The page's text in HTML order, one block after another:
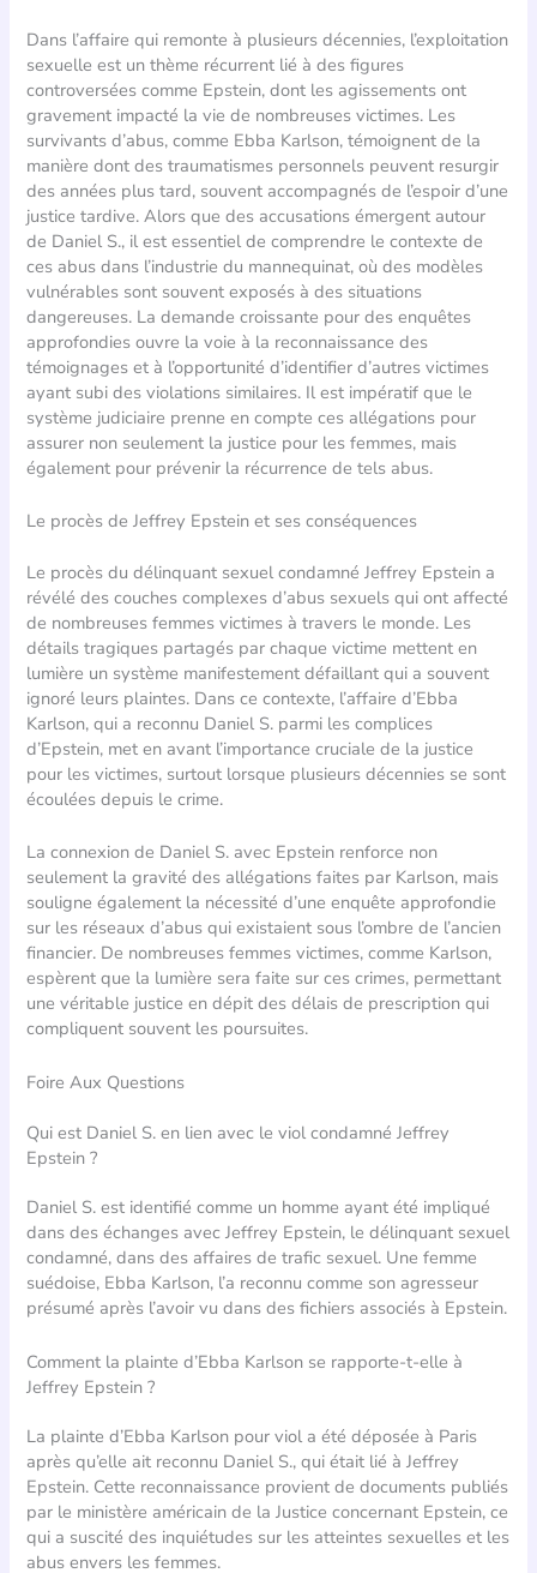
Dans l’affaire qui remonte à plusieurs décennies, l’exploitation
sexuelle est un thème récurrent lié à des figures
controversées comme Epstein, dont les agissements ont
gravement impacté la vie de nombreuses victimes. Les
survivants d’abus, comme Ebba Karlson, témoignent de la
manière dont des traumatismes personnels peuvent resurgir
des années plus tard, souvent accompagnés de l’espoir d’une
justice tardive. Alors que des accusations émergent autour
de Daniel S., il est essentiel de comprendre le contexte de
ces abus dans l’industrie du mannequinat, où des modèles
vulnérables sont souvent exposés à des situations
dangereuses. La demande croissante pour des enquêtes
approfondies ouvre la voie à la reconnaissance des
témoignages et à l’opportunité d’identifier d’autres victimes
ayant subi des violations similaires. Il est impératif que le
système judiciaire prenne en compte ces allégations pour
assurer non seulement la justice pour les femmes, mais
également pour prévenir la récurrence de tels abus.
Le procès de Jeffrey Epstein et ses conséquences
Le procès du délinquant sexuel condamné Jeffrey Epstein a
révélé des couches complexes d’abus sexuels qui ont affecté
de nombreuses femmes victimes à travers le monde. Les
détails tragiques partagés par chaque victime mettent en
lumière un système manifestement défaillant qui a souvent
ignoré leurs plaintes. Dans ce contexte, l’affaire d’Ebba
Karlson, qui a reconnu Daniel S. parmi les complices
d’Epstein, met en avant l’importance cruciale de la justice
pour les victimes, surtout lorsque plusieurs décennies se sont
écoulées depuis le crime.
La connexion de Daniel S. avec Epstein renforce non
seulement la gravité des allégations faites par Karlson, mais
souligne également la nécessité d’une enquête approfondie
sur les réseaux d’abus qui existaient sous l’ombre de l’ancien
financier. De nombreuses femmes victimes, comme Karlson,
espèrent que la lumière sera faite sur ces crimes, permettant
une véritable justice en dépit des délais de prescription qui
compliquent souvent les poursuites.
Foire Aux Questions
Qui est Daniel S. en lien avec le viol condamné Jeffrey
Epstein ?
Daniel S. est identifié comme un homme ayant été impliqué
dans des échanges avec Jeffrey Epstein, le délinquant sexuel
condamné, dans des affaires de trafic sexuel. Une femme
suédoise, Ebba Karlson, l’a reconnu comme son agresseur
présumé après l’avoir vu dans des fichiers associés à Epstein.
Comment la plainte d’Ebba Karlson se rapporte-t-elle à
Jeffrey Epstein ?
La plainte d’Ebba Karlson pour viol a été déposée à Paris
après qu’elle ait reconnu Daniel S., qui était lié à Jeffrey
Epstein. Cette reconnaissance provient de documents publiés
par le ministère américain de la Justice concernant Epstein, ce
qui a suscité des inquiétudes sur les atteintes sexuelles et les
abus envers les femmes.